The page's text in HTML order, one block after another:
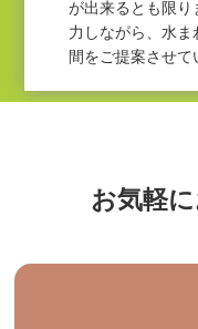
が出来るとも限り
力しながら、水
間をご提案させて
お気軽